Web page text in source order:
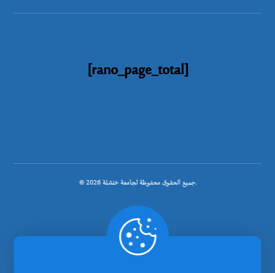
[rano_page_total]
© جميع الحقوق محفوظة لجامعة خنشلة 2026.
.